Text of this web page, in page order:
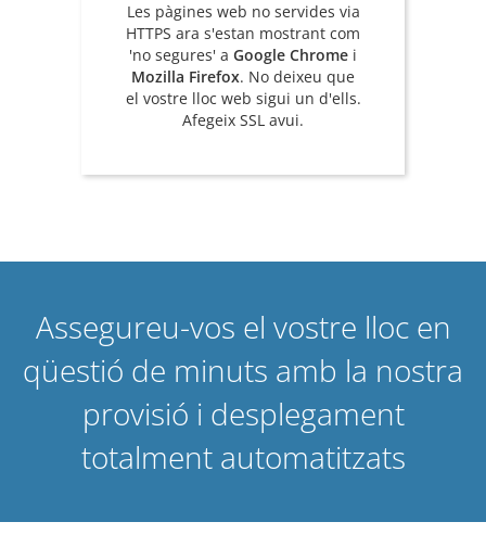
Les pàgines web no servides via
HTTPS ara s'estan mostrant com
'no segures' a Google Chrome i
Mozilla Firefox. No deixeu que
el vostre lloc web sigui un d'ells.
Afegeix SSL avui.
Assegureu-vos el vostre lloc en
qüestió de minuts amb la nostra
provisió i desplegament
totalment automatitzats